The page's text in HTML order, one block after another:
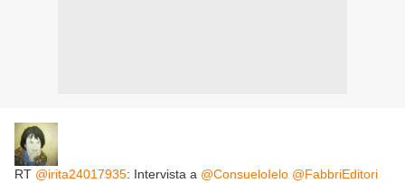
RT @irita24017935: Intervista a @ConsueloIelo @FabbriEditori